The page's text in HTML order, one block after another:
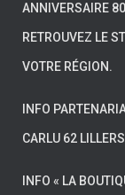
ANNIVERSAIRE
RETROUVEZ LE
VOTRE RÉGION.
INFO
CARLU 62 LILLERS
INFO « LA